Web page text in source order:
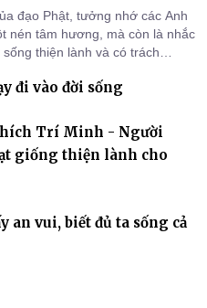
đạo Phật, tưởng nhớ các Anh
nén tâm hương, mà còn là nhắc
thiện lành và có trách
đi vào đời sống
Trí Minh - Người
giống thiện lành cho
an vui, biết đủ ta sống cả